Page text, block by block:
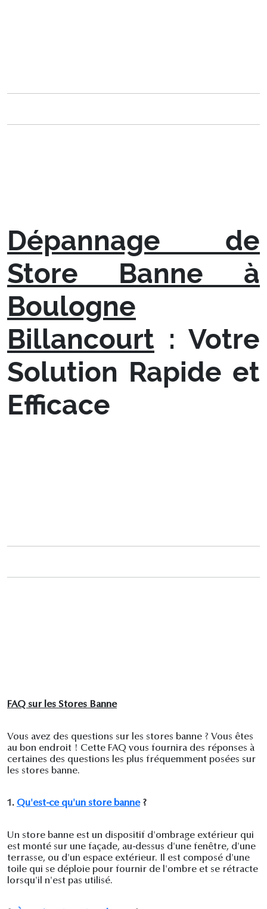
Dépannage de
Store Banne à
Boulogne
Billancourt : Votre
Solution Rapide et
Efficace
FAQ sur les Stores Banne
Vous avez des questions sur les stores banne ? Vous êtes
au bon endroit ! Cette FAQ vous fournira des réponses à
certaines des questions les plus fréquemment posées sur
les stores banne.
1. Qu'est-ce qu'un store banne?
Un store banne est un dispositif d'ombrage extérieur qui
est monté sur une façade, au-dessus d'une fenêtre, d'une
terrasse, ou d'un espace extérieur. Il est composé d'une
toile qui se déploie pour fournir de l'ombre et se rétracte
lorsqu'il n'est pas utilisé.